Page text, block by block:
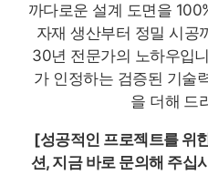
까다로운 설계 도면을
자재 생산부터 정밀 시공
30년 전문가의 노하우입
가 인정하는 검증된 기술
을 더해 드
[성공적인 프로젝트를 위
션, 지금 바로 문의해 주십